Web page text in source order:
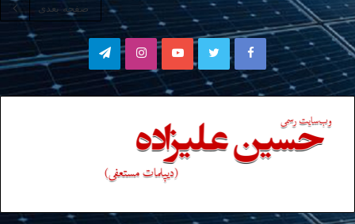
صفحه بعدی
فیسبوک توییتر یوتیوباینستاگرامتلگرام